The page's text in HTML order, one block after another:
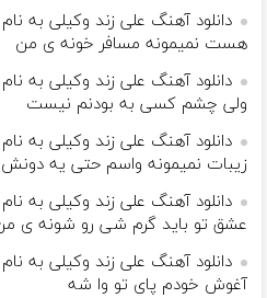
دانلود آهنگ علی زند وکیلی به
هست نمیمونه مسافر خونه ی من
دانلود آهنگ علی زند وکیلی به
ولی چشم كسی به بودنم نیست
دانلود آهنگ علی زند وکیلی به
زيبات نمیمونه واسم حتی یه دونش
دانلود آهنگ علی زند وکیلی به
عشق تو باید گرم شی رو شونه ى
دانلود آهنگ علی زند وکیلی به نام
آغوش خودم پای تو وا شه